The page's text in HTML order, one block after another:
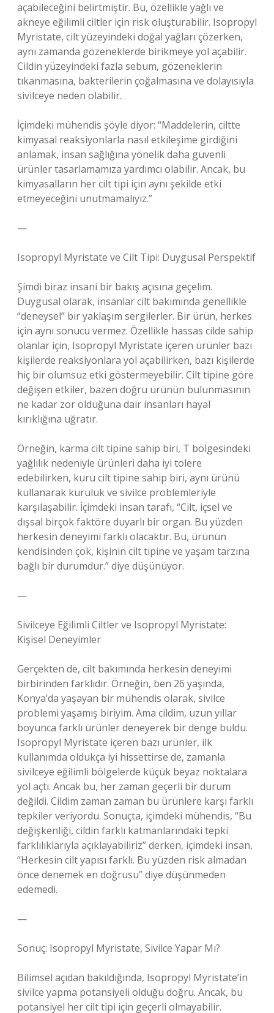
açabileceğini belirtmiştir. Bu, özellikle yağlı ve
akneye eğilimli ciltler için risk oluşturabilir. Isopropyl
Myristate, cilt yüzeyindeki doğal yağları çözerken,
aynı zamanda gözeneklerde birikmeye yol açabilir.
Cildin yüzeyindeki fazla sebum, gözeneklerin
tıkanmasına, bakterilerin çoğalmasına ve dolayısıyla
sivilceye neden olabilir.
İçimdeki mühendis şöyle diyor: “Maddelerin, ciltte
kimyasal reaksiyonlarla nasıl etkileşime girdiğini
anlamak, insan sağlığına yönelik daha güvenli
ürünler tasarlamamıza yardımcı olabilir. Ancak, bu
kimyasalların her cilt tipi için aynı şekilde etki
etmeyeceğini unutmamalıyız.”
—
Isopropyl Myristate ve Cilt Tipi: Duygusal Perspektif
Şimdi biraz insani bir bakış açısına geçelim.
Duygusal olarak, insanlar cilt bakımında genellikle
“deneysel” bir yaklaşım sergilerler. Bir ürün, herkes
için aynı sonucu vermez. Özellikle hassas cilde sahip
olanlar için, Isopropyl Myristate içeren ürünler bazı
kişilerde reaksiyonlara yol açabilirken, bazı kişilerde
hiç bir olumsuz etki göstermeyebilir. Cilt tipine göre
değişen etkiler, bazen doğru ürünün bulunmasının
ne kadar zor olduğuna dair insanları hayal
kırıklığına uğratır.
Örneğin, karma cilt tipine sahip biri, T bölgesindeki
yağlılık nedeniyle ürünleri daha iyi tolere
edebilirken, kuru cilt tipine sahip biri, aynı ürünü
kullanarak kuruluk ve sivilce problemleriyle
karşılaşabilir. İçimdeki insan tarafı, “Cilt, içsel ve
dışsal birçok faktöre duyarlı bir organ. Bu yüzden
herkesin deneyimi farklı olacaktır. Bu, ürünün
kendisinden çok, kişinin cilt tipine ve yaşam tarzına
bağlı bir durumdur.” diye düşünüyor.
—
Sivilceye Eğilimli Ciltler ve Isopropyl Myristate:
Kişisel Deneyimler
Gerçekten de, cilt bakımında herkesin deneyimi
birbirinden farklıdır. Örneğin, ben 26 yaşında,
Konya’da yaşayan bir mühendis olarak, sivilce
problemi yaşamış biriyim. Ama cildim, uzun yıllar
boyunca farklı ürünler deneyerek bir denge buldu.
Isopropyl Myristate içeren bazı ürünler, ilk
kullanımda oldukça iyi hissettirse de, zamanla
sivilceye eğilimli bölgelerde küçük beyaz noktalara
yol açtı. Ancak bu, her zaman geçerli bir durum
değildi. Cildim zaman zaman bu ürünlere karşı farklı
tepkiler veriyordu. Sonuçta, içimdeki mühendis, “Bu
değişkenliği, cildin farklı katmanlarındaki tepki
farklılıklarıyla açıklayabiliriz” derken, içimdeki insan,
“Herkesin cilt yapısı farklı. Bu yüzden risk almadan
önce denemek en doğrusu” diye düşünmeden
edemedi.
—
Sonuç: Isopropyl Myristate, Sivilce Yapar Mı?
Bilimsel açıdan bakıldığında, Isopropyl Myristate’in
sivilce yapma potansiyeli olduğu doğru. Ancak, bu
potansiyel her cilt tipi için geçerli olmayabilir.